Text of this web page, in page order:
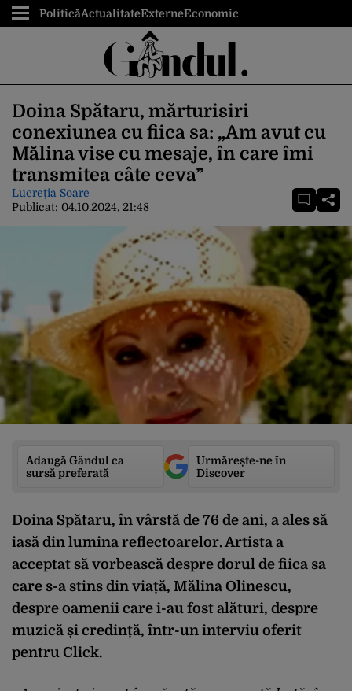
PoliticăActualitateExterneEconomic
Doina Spătaru, mărturisiri
conexiunea cu fiica sa: „Am avut cu
Mălina vise cu mesaje, în care îmi
transmitea câte ceva”
Lucreția Soare
Publicat: 04.10.2024, 21:48
Adaugă Gândul ca
sursă preferată
Urmărește-ne în
Discover
Doina Spătaru, în vârstă de 76 de ani, a ales să
iasă din lumina reflectoarelor. Artista a
acceptat să vorbească despre dorul de fiica sa
care s-a stins din viață, Mălina Olinescu,
despre oamenii care i-au fost alături, despre
muzică și credință, într-un interviu oferit
pentru Click.